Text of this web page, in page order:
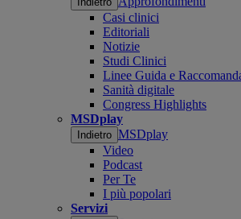
Casi clinici
Editoriali
Notizie
Studi Clinici
Linee Guida e
Sanità digitale
Congress Highlights
MSDplay
Indietro MSDplay
Video
Podcast
Per Te
I più popolari
Servizi